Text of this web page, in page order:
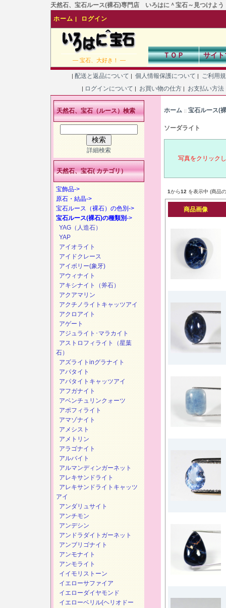
天然石、宝石ルース(裸石)専門店 いろはに＾宝石～見つけよ
ホーム | ログイン
― 宝石、大好き！ ―
ＴＯＰ サイ
| 配送と返品について | 個人情報保護について | ご利用
| ログインについて | お買い物の仕方 | お支払い方法
ホーム :: 宝石ルース(
ソーダライト
写真をクリック
1から12 を表示中 (商品
商品画像
天然石、宝石（ルース）検索
詳細検索
天然石、宝石( カテゴリ）
宝飾品->
原石・結晶->
宝石ルース（裸石）の色別->
宝石ルース(裸石)の種類別->
YAG（人造石）
YAP
アイオライト
アイドクレース
アイボリー(象牙)
アウィナイト
アキシナイト（斧石）
アクアマリン
アクチノライトキャッツアイ
アクロアイト
アゲート
アジュライト･マラカイト
アストロフィライト（星葉
石）
アズライトinグラナイト
アパタイト
アパタイトキャッツアイ
アフガナイト
アベンチュリンクォーツ
アポフィライト
アマゾナイト
アメシスト
アメトリン
アラゴナイト
アルバイト
アルマンディンガーネット
アレキサンドライト
アレキサンドライトキャッツ
アイ
アンダリュサイト
アンチモン
アンデシン
アンドラダイトガーネット
アンブリゴナイト
アンモナイト
アンモライト
イイモリストーン
イエローサファイア
イエローダイヤモンド
イエローベリル(ヘリオドー